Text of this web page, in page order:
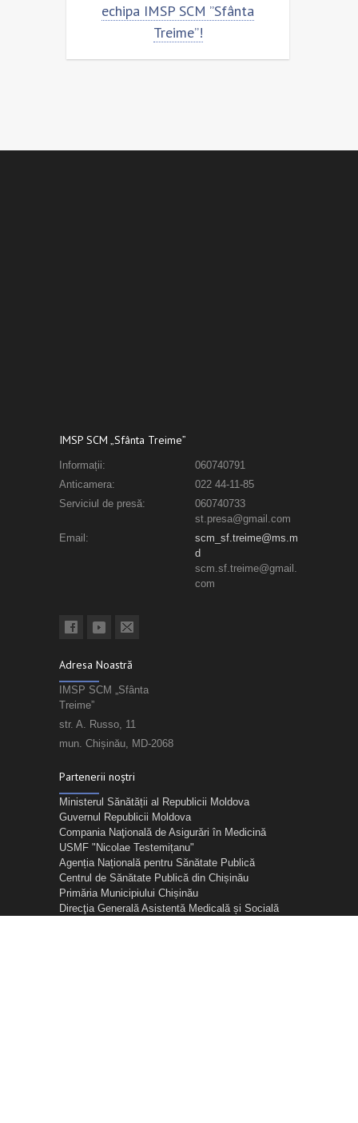
SCM ”Sfânta
IMSP SCM „Sfânta Treime”
Informații:
060740791
Anticamera:
022 44-11-85
Serviciul de presă:
060740733
st.presa@gmail.com
Email:
scm_sf.treime@ms.m
d
scm.sf.treime@gmail.
com
Adresa Noastră
IMSP SCM „Sfânta
Treime”
str. A. Russo, 11
mun. Chișinău, MD-2068
Partenerii noștri
Ministerul Sănătății al Republicii Moldova
Guvernul Republicii Moldova
Compania Naţională de Asigurări în Medicină
USMF "Nicolae Testemițanu"
Agenția Națională pentru Sănătate Publică
Centrul de Sănătate Publică din Chișinău
Primăria Municipiului Chișinău
Direcţia Generală Asistentă Medicală și Socială